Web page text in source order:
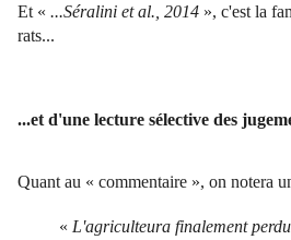
Et « ...Séralini et al., 2014 », c'est la
rats...
...et d'une lecture sélective des
Quant au « commentaire », on notera
« L'agriculteura finalement